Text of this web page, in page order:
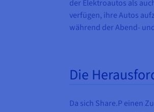
der Elektroautos als
verfügen, ihre Autos
während der Abend-
Die
Da sich Share.P einen